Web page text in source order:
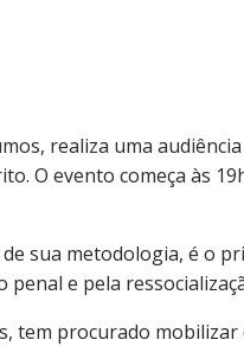
realiza uma
O evento começa às
sua metodologia, é o
penal e pela
tem procurado